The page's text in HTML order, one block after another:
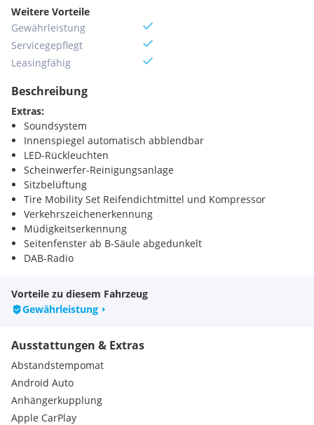
Weitere Vorteile
Gewährleistung
Servicegepflegt
Leasingfähig
Beschreibung
Extras:
Soundsystem
Innenspiegel automatisch abblendbar
LED-Rückleuchten
Scheinwerfer-Reinigungsanlage
Sitzbelüftung
Tire Mobility Set Reifendichtmittel und Kompressor
Verkehrszeichenerkennung
Müdigkeitserkennung
Seitenfenster ab B-Säule abgedunkelt
DAB-Radio
Vorteile zu diesem Fahrzeug
Gewährleistung
Ausstattungen & Extras
Abstandstempomat
Android Auto
Anhängerkupplung
Apple CarPlay